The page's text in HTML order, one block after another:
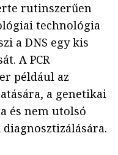
rutinszerűen
technológia
a DNS egy kis
A PCR
például az
a genetikai
és nem utolsó